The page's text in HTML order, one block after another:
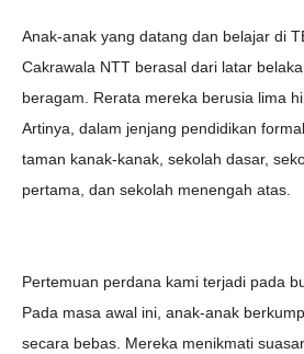
Anak-anak yang datang dan belajar di
Cakrawala NTT berasal dari latar
beragam. Rerata mereka berusia lima
Artinya, dalam jenjang pendidikan
taman kanak-kanak, sekolah dasar,
pertama, dan sekolah menengah atas.
Pertemuan perdana kami terjadi pada
Pada masa awal ini, anak-anak
secara bebas. Mereka menikmati